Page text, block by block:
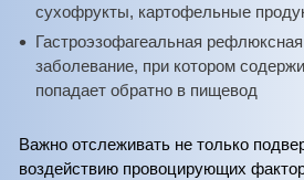
сухофрукты, картофельные
Гастроэзофагеальная
заболевание, при котором
попадает обратно в пищевод
Важно отслеживать не только
воздействию провоцирующих